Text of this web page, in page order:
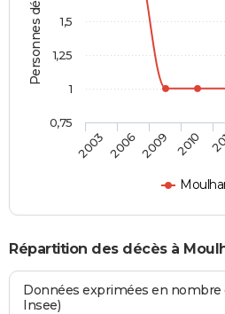
2003 20062009 2010
0,75
1
1,25
1,5
Répartition des décès à
Données exprimées en nombre
Insee)